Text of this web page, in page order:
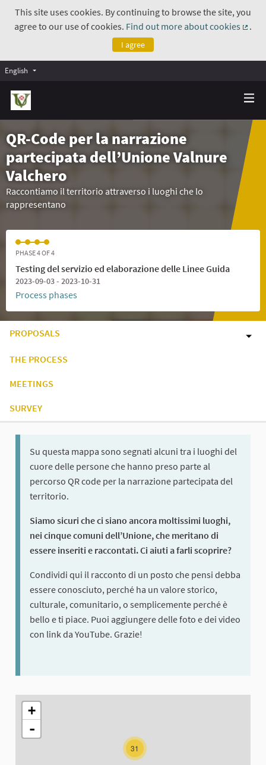
This site uses cookies. By continuing to browse the site, you
agree to our use of cookies. Find out more about cookies
.
I agree
English
QR-Code per la narrazione
partecipata dell’Unione Valnure
Valchero
Raccontiamo il territorio attraverso i luoghi che lo
rappresentano
PHASE 4 OF 4
Testing del servizio ed elaborazione delle Linee Guida
2023-09-03 - 2023-10-31
Process phases
PROPOSALS
THE PROCESS
MEETINGS
SURVEY
Su questa mappa sono segnati alcuni tra i luoghi del
cuore delle persone che hanno preso parte al
percorso QR code per la narrazione partecipata del
territorio.
Siamo sicuri che ci siano ancora moltissimi luoghi,
nei cinque comuni dell’Unione, che meritano di
essere inseriti e raccontati. Ci aiuti a farli scoprire?
Condividi qui il racconto di un posto che pensi debba
essere conosciuto, perché ha un valore storico,
culturale, comunitario, o semplicemente perché è
bello e ti piace. Puoi aggiungere delle foto e dei video
con link da YouTube. Grazie!
The following element is a map which presents the items on
31
+
-